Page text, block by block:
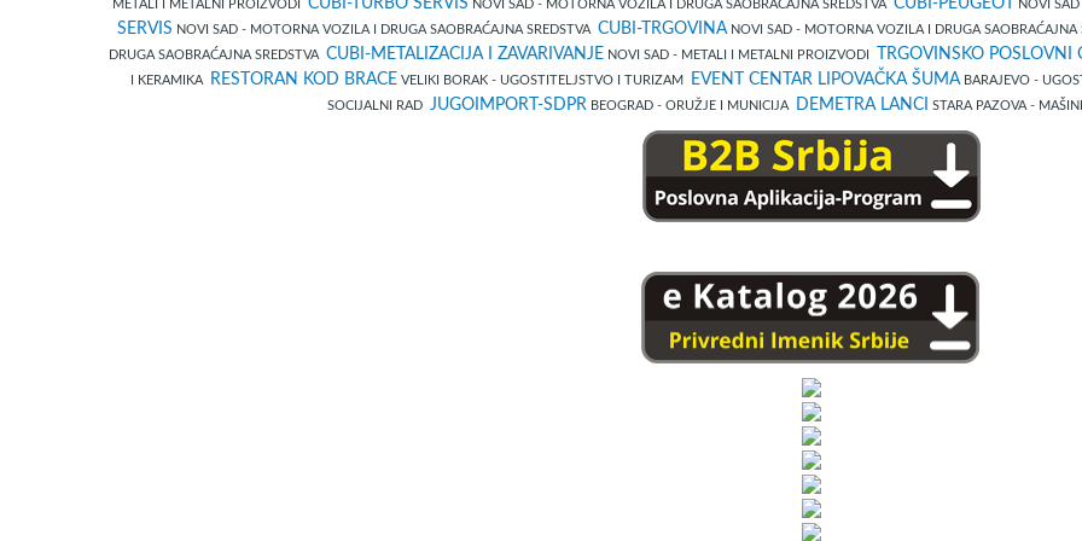
METALI I METALNI PROIZVODI NOVI SAD - MOTORNA VOZILA I DRUGA SAOBRAĆAJNA SREDSTVA NOVI
SERVIS NOVI SAD - MOTORNA VOZILA I DRUGA SAOBRAĆAJNA SREDSTVA CUBI-TRGOVINANOVI SAD - MOTORNA VOZILA I DRUGA SAOBRAĆAJNA
DRUGA SAOBRAĆAJNA SREDSTVA CUBI-METALIZACIJA I ZAVARIVANJE NOVI SAD - METALI I METALNI PROIZVODI TRGOVINSKO POSLOVNI
I KERAMIKA RESTORAN KOD BRACE VELIKI BORAK - UGOSTITELJSTVO I TURIZAM EVENT CENTAR LIPOVAČKA ŠUMABARAJEVO -
SOCIJALNI RAD
JUGOIMPORT-SDPR BEOGRAD - ORUŽJE I MUNICIJA DEMETRA LANCI STARA PAZOVA -